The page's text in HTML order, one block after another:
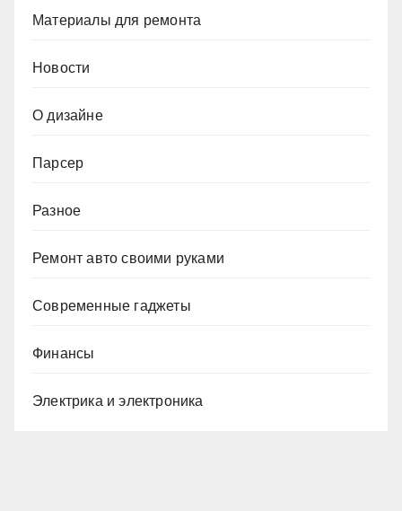
Материалы для ремонта
Новости
О дизайне
Парсер
Разное
Ремонт авто своими руками
Современные гаджеты
Финансы
Электрика и электроника